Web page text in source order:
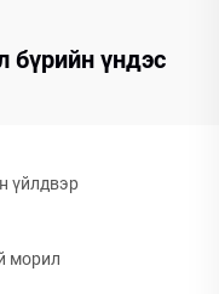
бүрийн үндэс
үйлдвэр
морил